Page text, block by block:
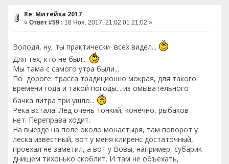
Re: Митейка 2017
« Ответ #59 : 18 Ноя. 2017, 21:02:01 21:02 »
Володя, ну, ты практически всех видел...
Для тех, кто не был...
Мы тама с самого утра были...
По дороге: трасса традиционно мокрая, для такого
времени года и такой погоды... из омывательного
бачка литра три ушло...
Река встала. Лед очень тонкий, конечно, рыбаков
нет. Переправа ходит.
На выезде на поле около монастыря, там поворот у
леска известный, вот у меня клиренс достаточный,
проехал не заметил, а вот у Вовы, например, субарик
днищем тихонько скоблит. И там не объехать,